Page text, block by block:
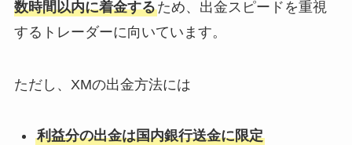
数時間以内に着金するため、出金スピードを重視
するトレーダーに向いています。
ただし、XMの出金方法には
利益分の出金は国内銀行送金に限定